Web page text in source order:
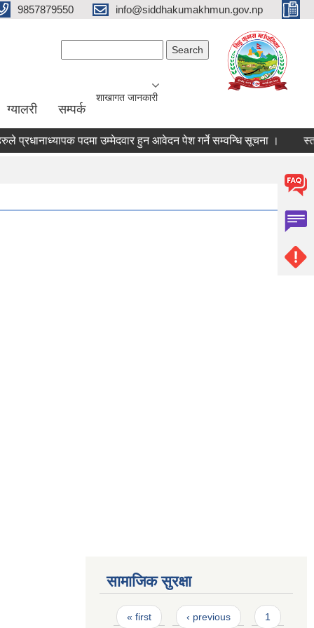
9857879550 info@siddhakumakhmun.gov.np
ग्यालरी सम्पर्क
शाखागत जानकारी
प्रधानाध्यापक पदमा उम्मेदवार हुन आवेदन पेश गर्ने सम्वन्धि सूचना ।
सामाजिक सुरक्षा
Pages
« first ‹ previous 1